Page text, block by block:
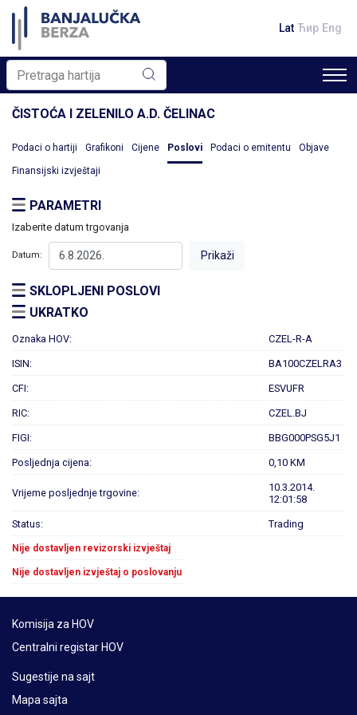
Lat Ћир Eng
ČISTOĆA I ZELENILO A.D. ČELINAC
Podaci o hartiji Grafikoni Cijene Poslovi Podaci o emitentu Objave
Finansijski izvještaji
PARAMETRI
Izaberite datum trgovanja
Datum:
SKLOPLJENI POSLOVI
UKRATKO
Oznaka HOV: CZEL-R-A
ISIN: BA100CZELRA3
CFI: ESVUFR
RIC: CZEL.BJ
FIGI: BBG000PSG5J1
Posljednja cijena: 0,10 KM
Vrijeme posljednje trgovine:
10.3.2014.
12:01:58
Status: Trading
Nije dostavljen revizorski izvještaj
Nije dostavljen izvještaj o poslovanju
Komisija za HOV
Centralni registar HOV
Sugestije na sajt
Mapa sajta